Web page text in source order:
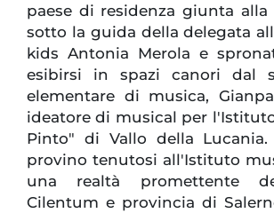
paese di residenza giunta alla
sotto la guida della delegata
kids Antonia Merola e
esibirsi in spazi canori dal
elementare di musica,
ideatore di musical per
Pinto" di Vallo della
provino tenutosi all'Istituto
una realtà promettente
Cilentum e provincia di